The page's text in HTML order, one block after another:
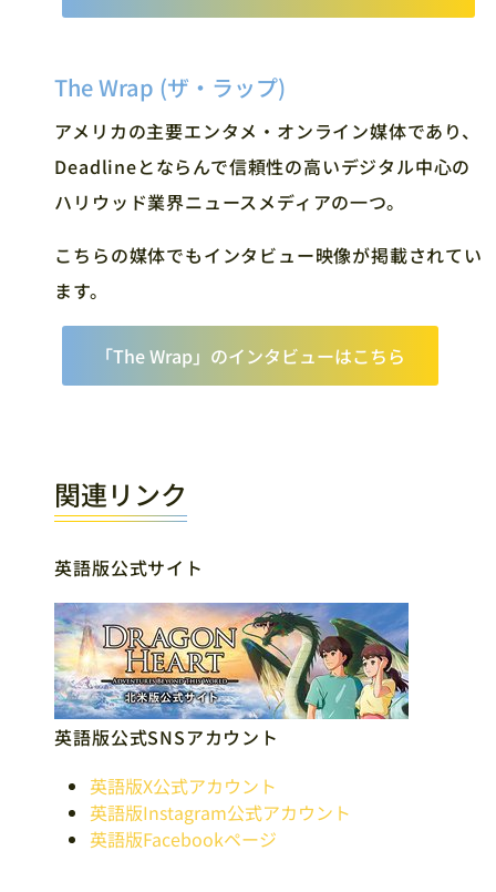
The Wrap (ザ・ラップ)
アメリカの主要エンタメ・オンライン媒体であり、
Deadlineとならんで信頼性の高いデジタル中心の
ハリウッド業界ニュースメディアの一つ。
こちらの媒体でもインタビュー映像が掲載されてい
ます。
「The Wrap」のインタビューはこちら
関連リンク
英語版公式サイト
英語版公式SNSアカウント
英語版X公式アカウント
英語版Instagram公式アカウント
英語版Facebookページ